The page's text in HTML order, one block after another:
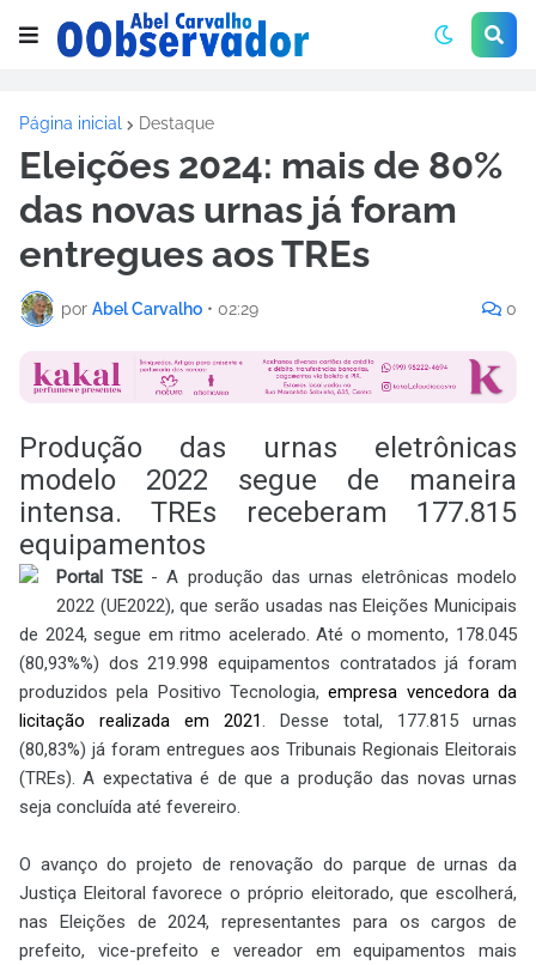
Página inicial Destaque
Eleições 2024: mais de 80%
das novas urnas já foram
entregues aos TREs
por Abel Carvalho • 02:29 0
Produção das urnas eletrônicas
modelo 2022 segue de maneira
intensa. TREs receberam 177.815
equipamentos
Portal TSE - A produção das urnas eletrônicas modelo
2022 (UE2022), que serão usadas nas Eleições Municipais
de 2024, segue em ritmo acelerado. Até o momento, 178.045
(80,93%%) dos 219.998 equipamentos contratados já foram
produzidos pela Positivo Tecnologia,empresa vencedora da
licitação realizada em 2021. Desse total, 177.815 urnas
(80,83%) já foram entregues aos Tribunais Regionais Eleitorais
(TREs). A expectativa é de que a produção das novas urnas
seja concluída até fevereiro.
O avanço do projeto de renovação do parque de urnas da
Justiça Eleitoral favorece o próprio eleitorado, que escolherá,
nas Eleições de 2024, representantes para os cargos de
prefeito, vice-prefeito e vereador em equipamentos mais